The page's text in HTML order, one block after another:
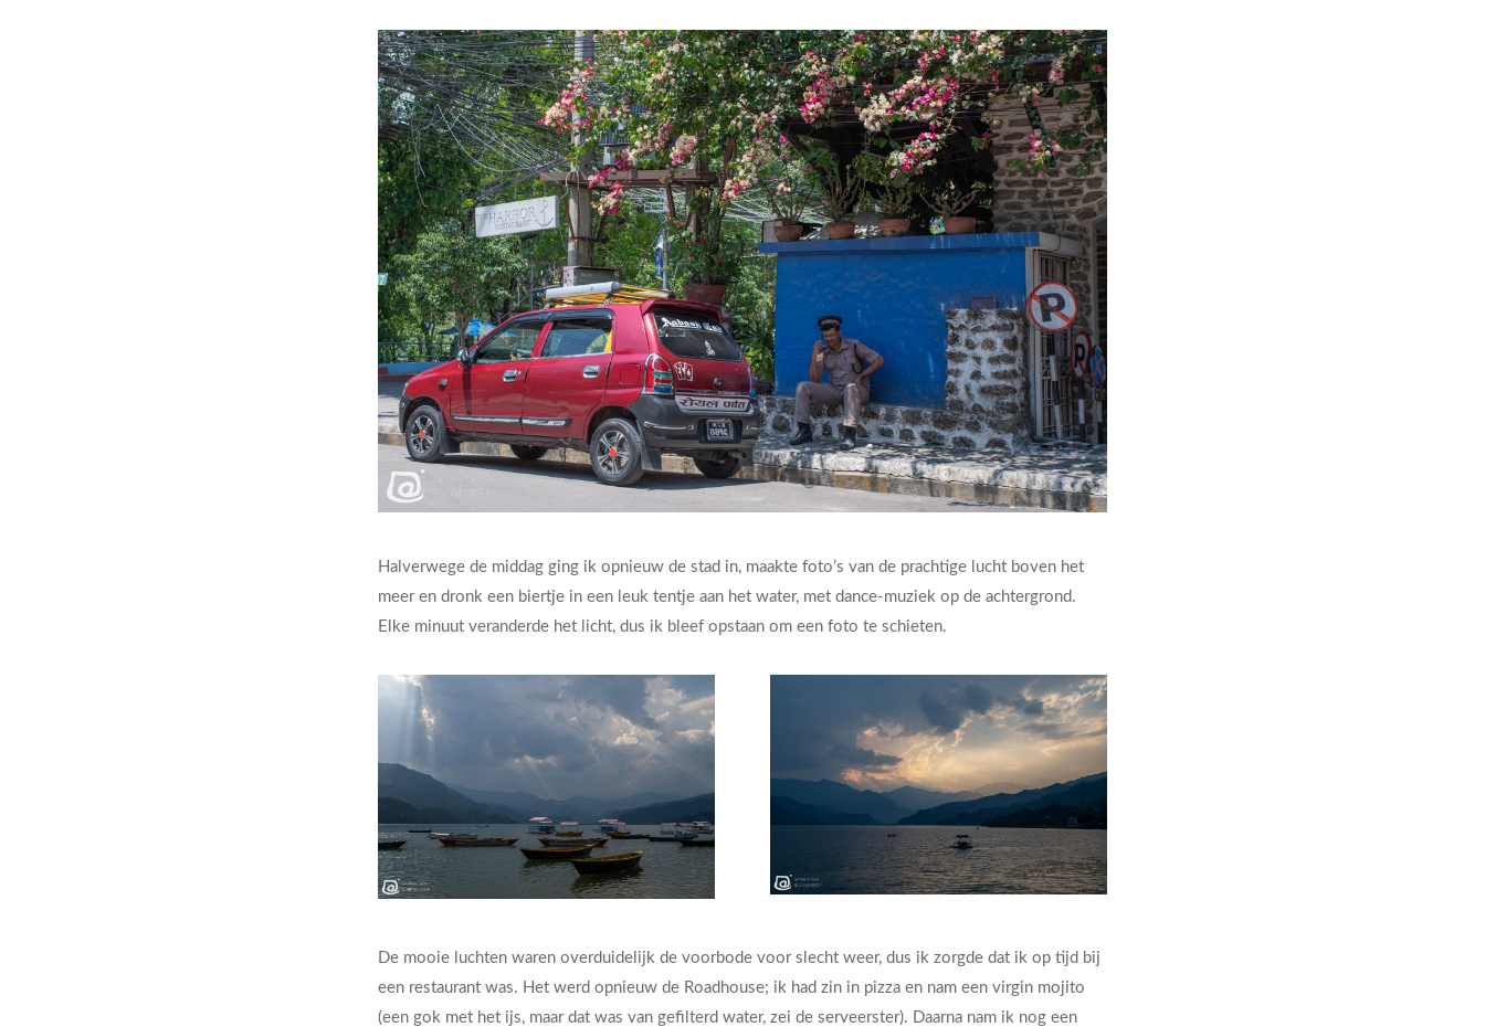
Halverwege de middag ging ik opnieuw de stad in, maakte foto’s van de prachtige lucht boven het
meer en dronk een biertje in een leuk tentje aan het water, met dance-muziek op de achtergrond.
Elke minuut veranderde het licht, dus ik bleef opstaan om een foto te schieten.
De mooie luchten waren overduidelijk de voorbode voor slecht weer, dus ik zorgde dat ik op tijd bij
een restaurant was. Het werd opnieuw de Roadhouse; ik had zin in pizza en nam een virgin mojito
(een gok met het ijs, maar dat was van gefilterd water, zei de serveerster). Daarna nam ik nog een